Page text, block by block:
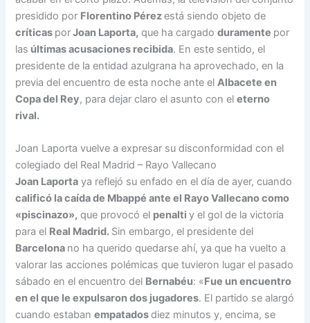
presidido por Florentino Pérezestá siendo objeto de
críticas porJoan Laporta, que ha cargadoduramente por
las últimas acusaciones recibida. En este sentido, el
presidente de la entidad azulgrana ha aprovechado, en la
previa del encuentro de esta noche ante elAlbacete en
Copa del Rey, para dejar claro el asunto con eleterno
rival.
Joan Laporta vuelve a expresar su disconformidad con el
colegiado del Real Madrid – Rayo Vallecano
Joan Laporta ya reflejó su enfado en el día de ayer, cuando
calificó la caída de Mbappé ante el Rayo Vallecano como
«piscinazo», que provocó el penaltiy el gol de la victoria
para el Real Madrid. Sin embargo, el presidente del
Barcelona no ha querido quedarse ahí, ya que ha vuelto a
valorar las acciones polémicas que tuvieron lugar el pasado
sábado en el encuentro del Bernabéu: «Fue un encuentro
en el que le expulsaron dos jugadores. El partido se alargó
cuando estabanempatadosdiez minutos y, encima, se